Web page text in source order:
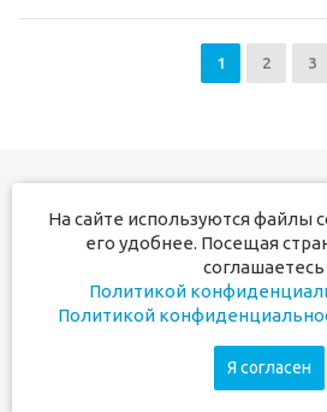
1 2 3
+7 831 291-
+7 910 381-
Мы в социальных
На сайте используются файлы
его удобнее. Посещая
соглашаетесь
Политикой
Политикой
Я согласен